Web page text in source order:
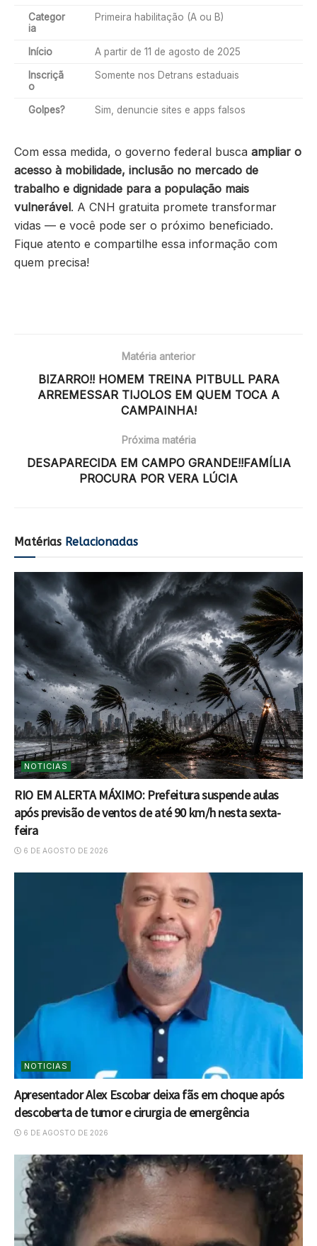
Categor
ia
Primeira habilitação (A ou B)
Início A partir de 11 de agosto de 2025
Inscriçã
o
Somente nos Detrans estaduais
Golpes? Sim, denuncie sites e apps falsos
Com essa medida, o governo federal busca ampliar o
acesso à mobilidade, inclusão no mercado de
trabalho e dignidade para a população mais
vulnerável. A CNH gratuita promete transformar
vidas — e você pode ser o próximo beneficiado.
Fique atento e compartilhe essa informação com
quem precisa!
Matéria anterior
BIZARRO!! HOMEM TREINA PITBULL PARA
ARREMESSAR TIJOLOS EM QUEM TOCA A
CAMPAINHA!
Próxima matéria
DESAPARECIDA EM CAMPO GRANDE!!FAMÍLIA
PROCURA POR VERA LÚCIA
Matérias Relacionadas
NOTICIAS
RIO EM ALERTA MÁXIMO: Prefeitura suspende aulas
após previsão de ventos de até 90 km/h nesta sexta-
feira
6 DE AGOSTO DE 2026
NOTICIAS
Apresentador Alex Escobar deixa fãs em choque após
descoberta de tumor e cirurgia de emergência
6 DE AGOSTO DE 2026